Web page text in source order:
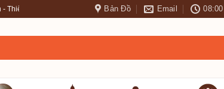
Kế - Thi Công nội thất cao cấp --- ✦ ✦ ✦ --- LH: 0977.764.684 -
Bản Đồ Email